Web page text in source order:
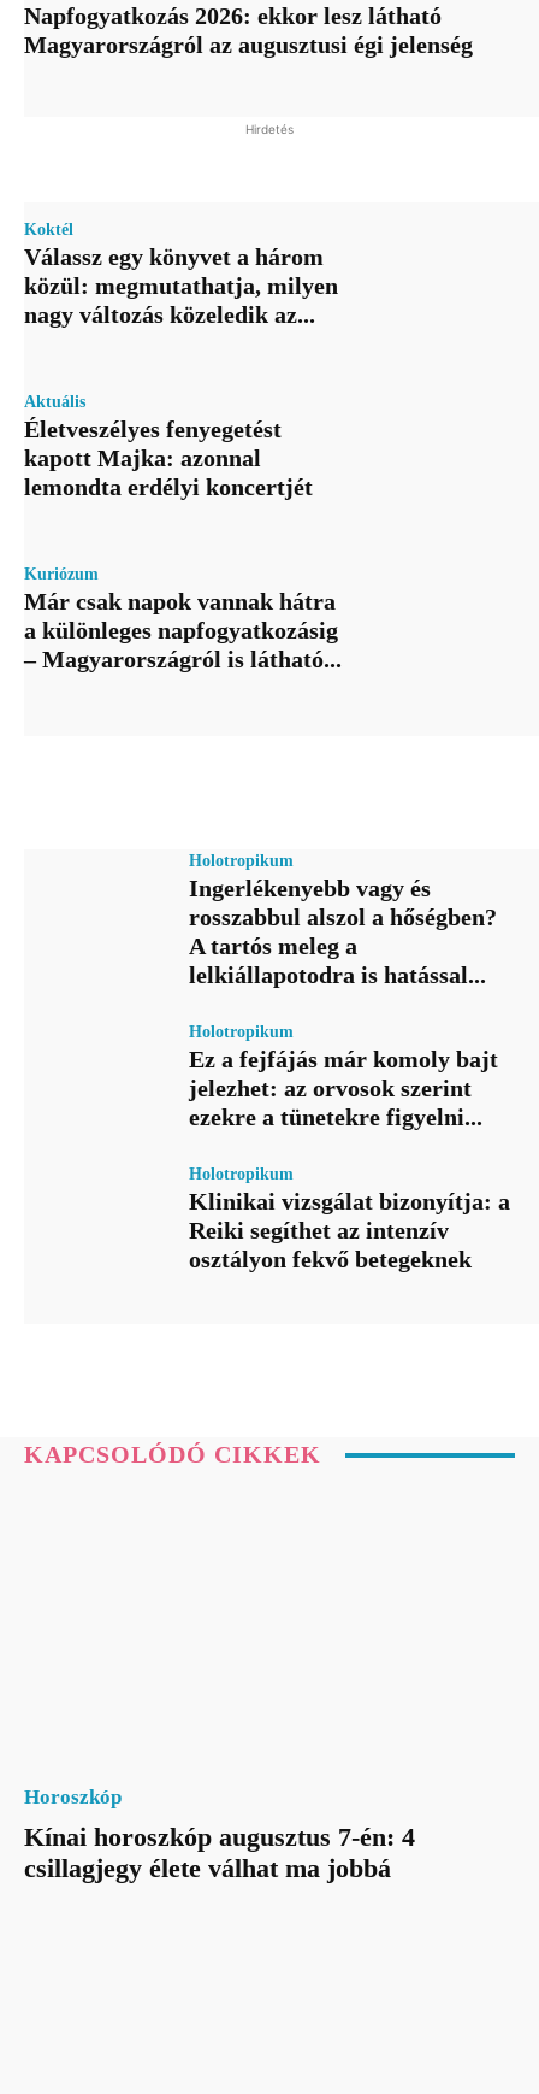
Napfogyatkozás 2026: ekkor lesz látható
Magyarországról az augusztusi égi jelenség
Hirdetés
Koktél
Válassz egy könyvet a három
közül: megmutathatja, milyen
nagy változás közeledik az...
Aktuális
Életveszélyes fenyegetést
kapott Majka: azonnal
lemondta erdélyi koncertjét
Kuriózum
Már csak napok vannak hátra
a különleges napfogyatkozásig
– Magyarországról is látható...
Holotropikum
Ingerlékenyebb vagy és
rosszabbul alszol a hőségben?
A tartós meleg a
lelkiállapotodra is hatással...
Holotropikum
Ez a fejfájás már komoly bajt
jelezhet: az orvosok szerint
ezekre a tünetekre figyelni...
Holotropikum
Klinikai vizsgálat bizonyítja: a
Reiki segíthet az intenzív
osztályon fekvő betegeknek
KAPCSOLÓDÓ CIKKEK
Horoszkóp
Kínai horoszkóp augusztus 7-én: 4
csillagjegy élete válhat ma jobbá